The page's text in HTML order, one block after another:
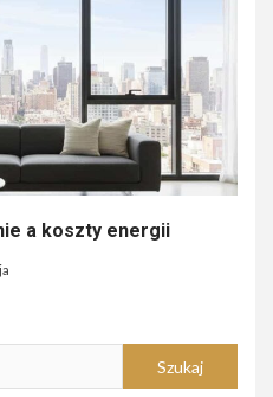
a koszty energii